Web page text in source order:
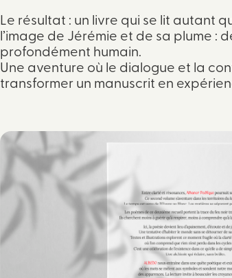
Le résultat : un livre qui se lit autant
l’image de Jérémie et de sa plume :
profondément humain.
Une aventure où le dialogue et la
transformer un manuscrit en